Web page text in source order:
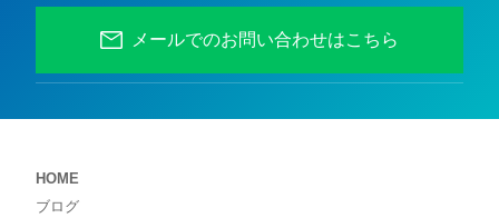
メールでのお問い合わせはこちら
HOME
ブログ